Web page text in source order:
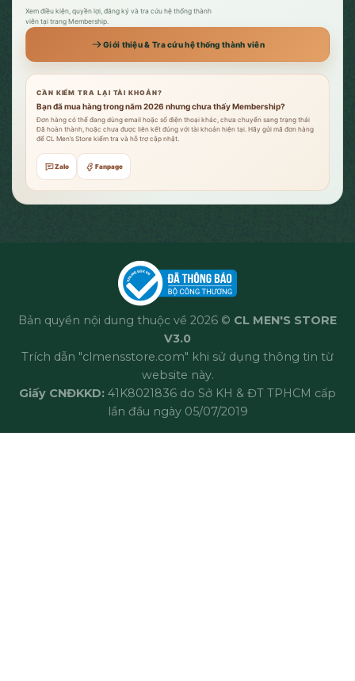
Xem điều kiện, quyền lợi, đăng ký và tra cứu hệ thống thành
viên tại trang Membership.
Giới thiệu & Tra cứu hệ thống thành viên
CẦN KIỂM TRA LẠI TÀI KHOẢN?
Bạn đã mua hàng trong năm 2026 nhưng chưa thấy Membership?
Đơn hàng có thể đang dùng email hoặc số điện thoại khác, chưa chuyển sang trạng thái
Đã hoàn thành, hoặc chưa được liên kết đúng với tài khoản hiện tại. Hãy gửi mã đơn hàng
để CL Men’s Store kiểm tra và hỗ trợ cập nhật.
Zalo Fanpage
Bản quyền nội dung thuộc về 2026 © CL MEN'S STORE
V3.0
Trích dẫn "clmensstore.com" khi sử dụng thông tin từ
website này.
Giấy CNĐKKD: 41K8021836 do Sở KH & ĐT TPHCM cấp
lần đầu ngày 05/07/2019